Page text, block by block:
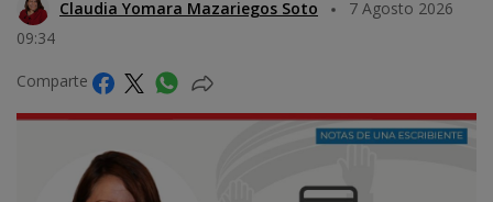
Claudia Yomara Mazariegos Soto
7 Agosto 2026
09:34
Comparte